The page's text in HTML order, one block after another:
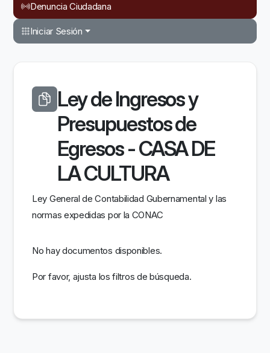
Denuncia Ciudadana
Iniciar Sesión
Ley de Ingresos y
Presupuestos de
Egresos - CASA DE
LA CULTURA
Ley General de Contabilidad Gubernamental y las
normas expedidas por la CONAC
No hay documentos disponibles.
Por favor, ajusta los filtros de búsqueda.